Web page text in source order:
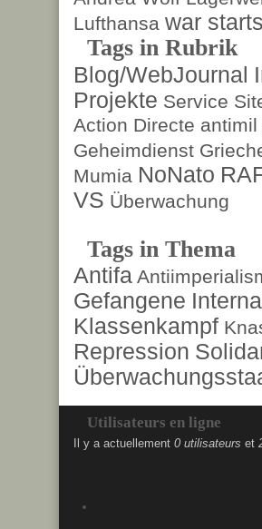
Lufthansa war
Tags in Rubrik
Blog/WebJournal
Projekte Service
Action Directe antimil
Geheimdienst
Mumia NoNato
VS Überwachung
Tags in Thema
Antifa
Gefangene
Klassenkampf
Repression
Utilisateurs en ligne
Il y a actuellement 0 utilisateurs et